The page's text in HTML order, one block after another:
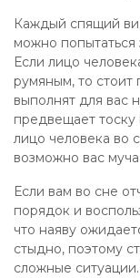
Каждый спящий
можно попытаться
Если лицо
румяным, то стоит
выполнят для вас
предвещает
лицо человека во
возможно вас
Если вам во сне
порядок и
что наяву
стыдно, поэтому
сложные